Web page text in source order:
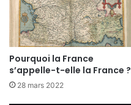
Pourquoi la France
s’appelle-t-elle la France ?
28 mars 2022